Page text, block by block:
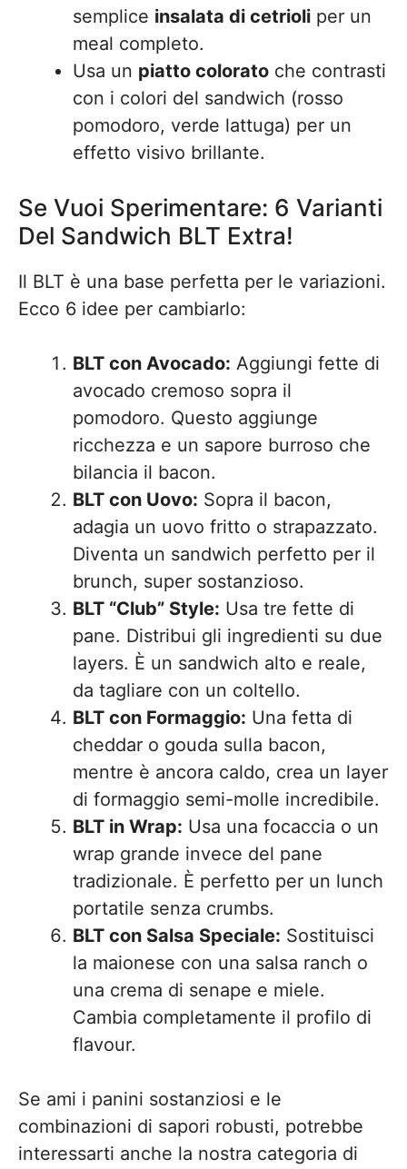
semplice insalata di cetrioli per un
meal completo.
Usa un piatto colorato che contrasti
con i colori del sandwich (rosso
pomodoro, verde lattuga) per un
effetto visivo brillante.
Se Vuoi Sperimentare: 6 Varianti
Del Sandwich BLT Extra!
Il BLT è una base perfetta per le variazioni.
Ecco 6 idee per cambiarlo:
BLT con Avocado: Aggiungi fette di
avocado cremoso sopra il
pomodoro. Questo aggiunge
ricchezza e un sapore burroso che
bilancia il bacon.
BLT con Uovo: Sopra il bacon,
adagia un uovo fritto o strapazzato.
Diventa un sandwich perfetto per il
brunch, super sostanzioso.
BLT “Club” Style: Usa tre fette di
pane. Distribui gli ingredienti su due
layers. È un sandwich alto e reale,
da tagliare con un coltello.
BLT con Formaggio: Una fetta di
cheddar o gouda sulla bacon,
mentre è ancora caldo, crea un layer
di formaggio semi-molle incredibile.
BLT in Wrap: Usa una focaccia o un
wrap grande invece del pane
tradizionale. È perfetto per un lunch
portatile senza crumbs.
BLT con Salsa Speciale: Sostituisci
la maionese con una salsa ranch o
una crema di senape e miele.
Cambia completamente il profilo di
flavour.
Se ami i panini sostanziosi e le
combinazioni di sapori robusti, potrebbe
interessarti anche la nostra categoria di